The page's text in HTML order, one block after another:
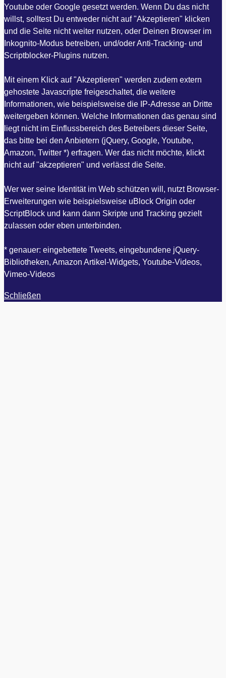
Youtube oder Google gesetzt werden. Wenn Du das nicht
willst, solltest Du entweder nicht auf "Akzeptieren" klicken
und die Seite nicht weiter nutzen, oder Deinen Browser im
Inkognito-Modus betreiben, und/oder Anti-Tracking- und
Scriptblocker-Plugins nutzen.
Mit einem Klick auf "Akzeptieren" werden zudem extern
gehostete Javascripte freigeschaltet, die weitere
Informationen, wie beispielsweise die IP-Adresse an Dritte
weitergeben können. Welche Informationen das genau sind
liegt nicht im Einflussbereich des Betreibers dieser Seite,
das bitte bei den Anbietern (jQuery, Google, Youtube,
Amazon, Twitter *) erfragen. Wer das nicht möchte, klickt
nicht auf "akzeptieren" und verlässt die Seite.
Wer wer seine Identität im Web schützen will, nutzt Browser-
Erweiterungen wie beispielsweise uBlock Origin oder
ScriptBlock und kann dann Skripte und Tracking gezielt
zulassen oder eben unterbinden.
* genauer: eingebettete Tweets, eingebundene jQuery-
Bibliotheken, Amazon Artikel-Widgets, Youtube-Videos,
Vimeo-Videos
Schließen